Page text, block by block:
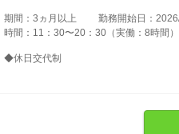
期間：3ヵ月以上 勤務開始日：2026/
時間：11：30〜20：30（実働：8時間
◆休日交代制